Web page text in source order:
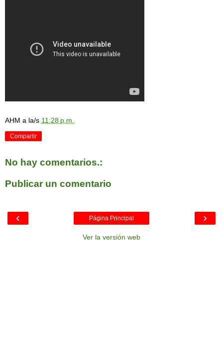
AHM a la/s 11:28 p.m.
Compartir
No hay comentarios.:
Publicar un comentario
‹ ›
Página Principal
Ver la versión web